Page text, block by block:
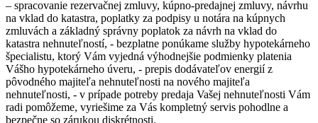
– spracovanie rezervačnej zmluvy, kúpno-predajnej zmluvy, návrhu
na vklad do katastra, poplatky za podpisy u notára na kúpnych
zmluvách a základný správny poplatok za návrh na vklad do
katastra nehnuteľností, - bezplatne ponúkame služby hypotekárneho
špecialistu, ktorý Vám vyjedná výhodnejšie podmienky platenia
Vášho hypotekárneho úveru, - prepis dodávateľov energií z
pôvodného majiteľa nehnuteľnosti na nového majiteľa
nehnuteľnosti, - v prípade potreby predaja Vašej nehnuteľnosti Vám
radi pomôžeme, vyriešime za Vás kompletný servis pohodlne a
bezpečne so zárukou diskrétnosti.